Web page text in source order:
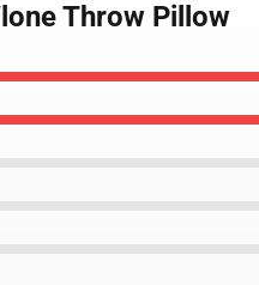
Throw Pillow